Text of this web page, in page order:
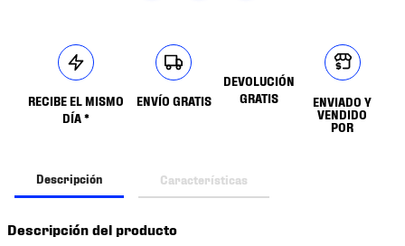
RECIBE EL MISMO
DÍA *
ENVÍO GRATIS
DEVOLUCIÓN
GRATIS
ENVIADO Y
VENDIDO
POR
Descripción Características
Descripción del producto